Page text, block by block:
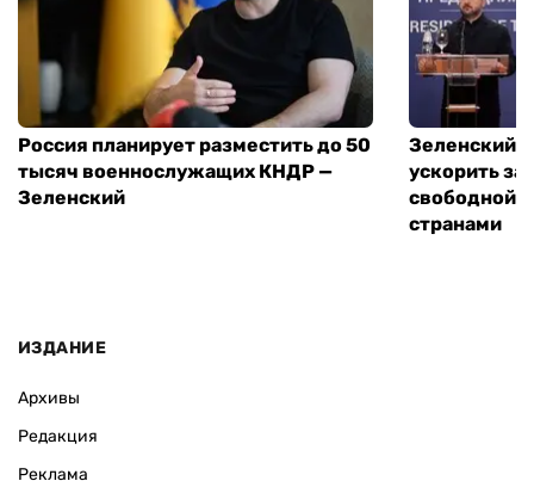
Россия планирует разместить до 50
тысяч военнослужащих КНДР —
Зеленский
Зеленский
ускорить
свободной
странами
ИЗДАНИЕ
Архивы
Редакция
Реклама